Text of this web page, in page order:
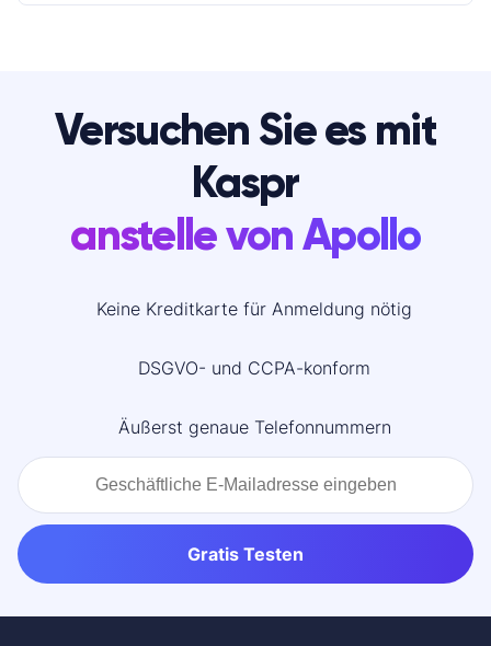
Versuchen Sie es mit
Kaspr
anstelle von Apollo
Keine Kreditkarte für Anmeldung nötig
DSGVO- und CCPA-konform
Äußerst genaue Telefonnummern
Gratis Testen